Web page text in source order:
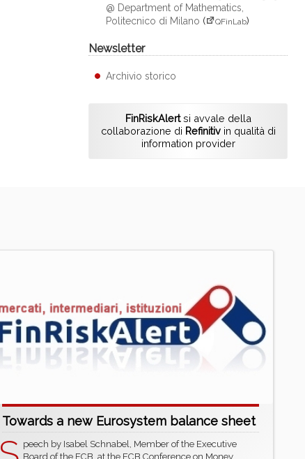
@ Department of Mathematics,
Politecnico di Milano ( QFinLab)
Newsletter
Archivio storico
FinRiskAlertsi avvale della
collaborazione di Refinitivin qualità di
information provider
Towards a new Eurosystem balance sheet
peech by Isabel Schnabel, Member of the Executive
Board of the ECB, at the ECB Conference on Money